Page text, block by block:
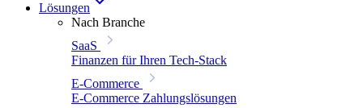
Lösungen
Nach Branche
SaaS
Finanzen für Ihren Tech-Stack
E-Commerce
E-Commerce Zahlungslösungen